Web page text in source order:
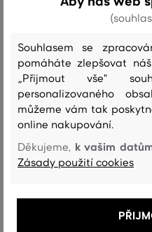
SAKO GANT REG PINSTRIPE CLUB
BLAZER
12
Dostupné velikosti:
Souhlasem se
pomáháte zlepšovat
„Přijmout vše"
personalizovaného
můžeme vám tak
online nakupování.
Děkujeme, k vašim
Zásady použití cookies